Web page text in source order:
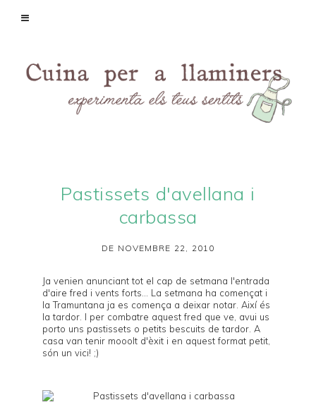
Pastissets d'avellana i
carbassa
DE NOVEMBRE 22, 2010
Ja venien anunciant tot el cap de setmana l'entrada
d'aire fred i vents forts... La setmana ha començat i
laTramuntana ja es comença a deixar notar. Així és
la tardor. I per combatre aquest fred que ve, avui us
porto uns pastissets o petits bescuits de tardor. A
casa van tenir mooolt d'èxit i en aquest format petit,
són un vici! ;)